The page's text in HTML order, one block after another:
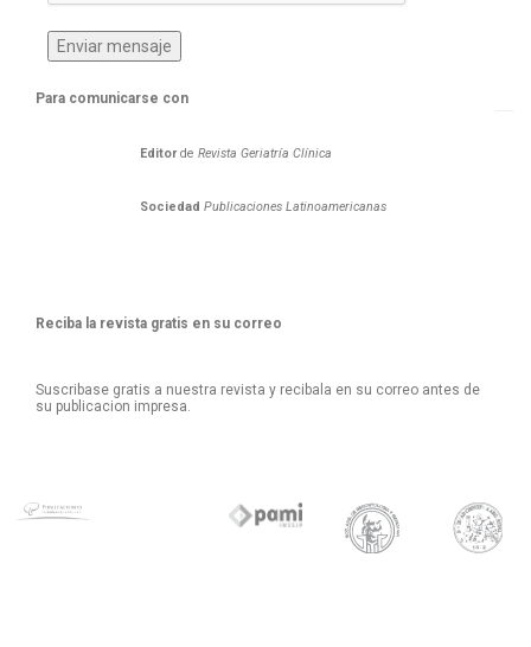
Para comunicarse con
Editorde Revista Geriatría Clí­nica
Sociedad Publicaciones Latinoamericanas
Reciba la revista gratis en su correo
Suscribase gratis a nuestra revista y recibala en su correo antes de
su publicacion impresa.